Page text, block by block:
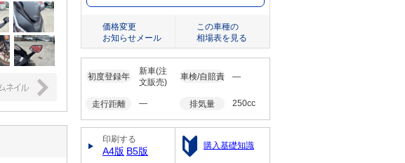
価格変更
お知らせメール
この車種の
相場表を見る
初度登録年
新車(注
文販売)
車検/自賠責 ―
走行距離 ― 排気量 250cc
印刷する
A4版 B5版 購入基礎知識